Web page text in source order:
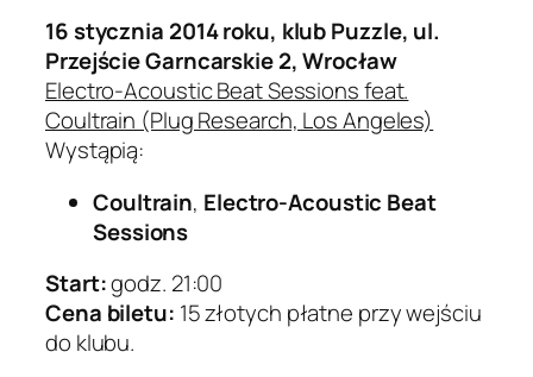
16 stycznia 2014 roku, klub Puzzle, ul.
Przejście Garncarskie 2, Wrocław
Electro-Acoustic Beat Sessions feat.
Coultrain (Plug Research, Los Angeles)
Wystąpią:
Coultrain, Electro-Acoustic Beat
Sessions
Start:godz. 21:00
Cena biletu: 15 złotych płatne przy wejściu
do klubu.